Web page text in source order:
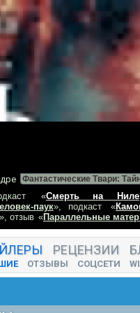
«Смерть на Ниле
паук», подкаст «
», отзыв «Параллельные
РЕЦЕНЗИИ
ОТЗЫВЫ СОЦСЕТИ